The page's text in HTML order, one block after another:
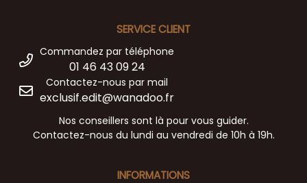
SERVICE CLIENT
Commandez par téléphone
01 46 43 09 24
Contactez-nous par mail
exclusif.edit@wanadoo.fr
Nos conseillers sont là pour vous guider.
Contactez-nous du lundi au vendredi de 10h à 19h.
INFORMATIONS